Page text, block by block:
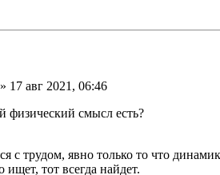
» 17 авг 2021, 06:46
физический смысл есть?
с трудом, явно только то что
тот всегда найдет.